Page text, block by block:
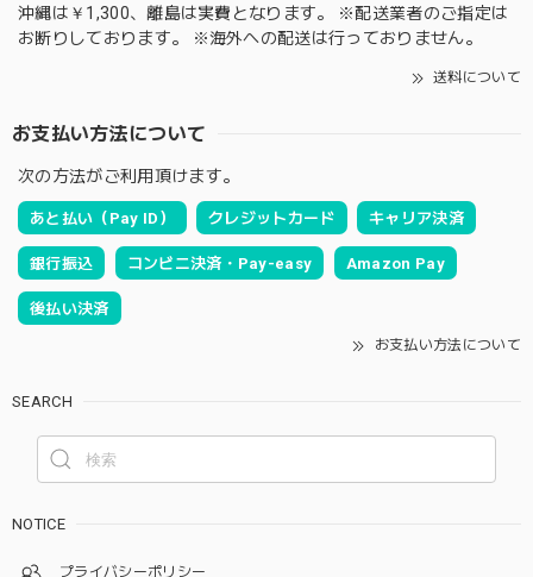
沖縄は￥1,300、離島は実費となります。 ※配送業者のご指定は
お断りしております。 ※海外への配送は行っておりません。
送料について
お支払い方法について
次の方法がご利用頂けます。
あと払い（Pay ID） クレジットカード キャリア決済
銀行振込 コンビニ決済・Pay-easy Amazon Pay
後払い決済
お支払い方法について
SEARCH
NOTICE
プライバシーポリシー